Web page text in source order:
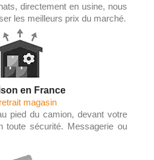
directement en usine, nous
les meilleurs prix du marché.
en France
magasin
pied du camion, devant votre
toute sécurité. Messagerie ou